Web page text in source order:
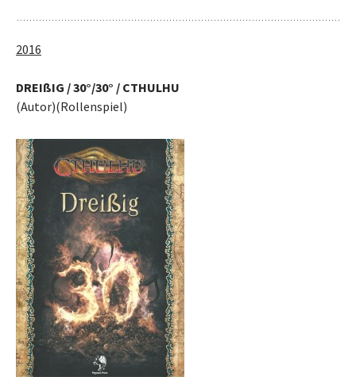
2016
DREIßIG / 30°/30° / CTHULHU
(Autor)(Rollenspiel)